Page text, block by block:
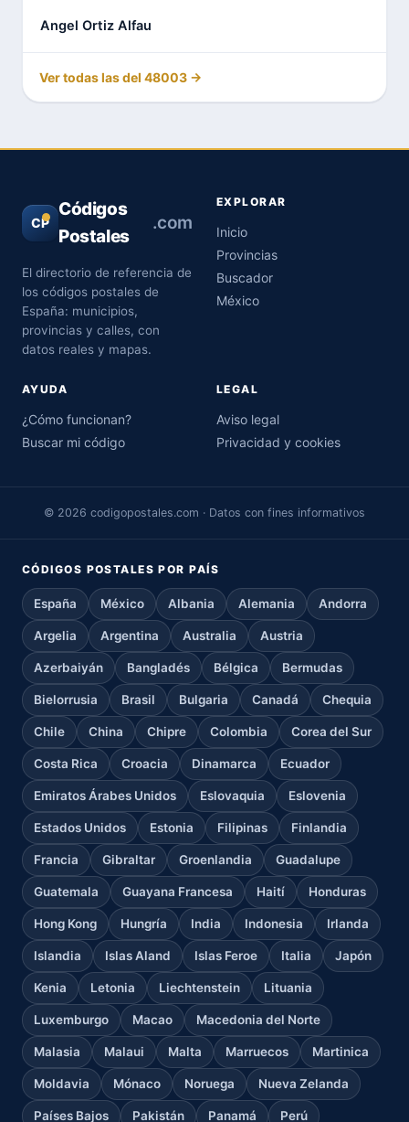
Angel Ortiz Alfau
Ver todas las del 48003 →
CP
Códigos
Postales
.com
El directorio de referencia de
los códigos postales de
España: municipios,
provincias y calles, con
datos reales y mapas.
EXPLORAR
Inicio
Provincias
Buscador
México
AYUDA
¿Cómo funcionan?
Buscar mi código
LEGAL
Aviso legal
Privacidad y cookies
© 2026 codigopostales.com · Datos con fines informativos
CÓDIGOS POSTALES POR PAÍS
España México Albania Alemania Andorra
Argelia Argentina Australia Austria
Azerbaiyán Bangladés Bélgica Bermudas
Bielorrusia Brasil Bulgaria Canadá Chequia
Chile China Chipre Colombia Corea del Sur
Costa Rica Croacia Dinamarca Ecuador
Emiratos Árabes Unidos Eslovaquia Eslovenia
Estados Unidos Estonia Filipinas Finlandia
Francia Gibraltar Groenlandia Guadalupe
Guatemala Guayana Francesa Haití Honduras
Hong Kong Hungría India Indonesia Irlanda
Islandia Islas Aland Islas Feroe Italia Japón
Kenia Letonia Liechtenstein Lituania
Luxemburgo Macao Macedonia del Norte
Malasia Malaui Malta Marruecos Martinica
Moldavia Mónaco Noruega Nueva Zelanda
Países Bajos Pakistán Panamá Perú